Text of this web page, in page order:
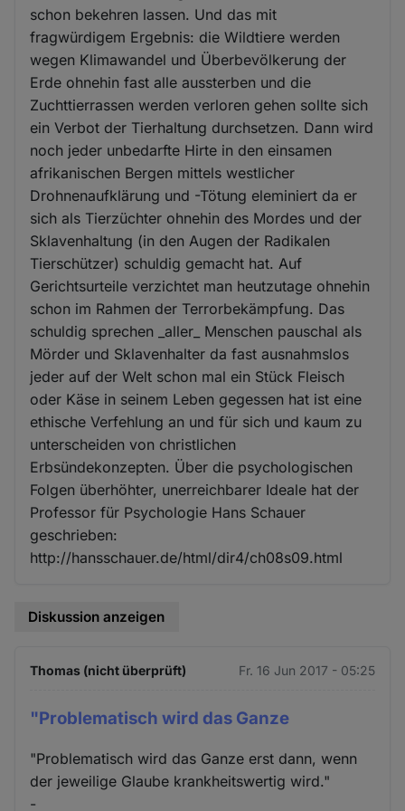
schon bekehren lassen. Und das mit
fragwürdigem Ergebnis: die Wildtiere werden
wegen Klimawandel und Überbevölkerung der
Erde ohnehin fast alle aussterben und die
Zuchttierrassen werden verloren gehen sollte sich
ein Verbot der Tierhaltung durchsetzen. Dann wird
noch jeder unbedarfte Hirte in den einsamen
afrikanischen Bergen mittels westlicher
Drohnenaufklärung und -Tötung eleminiert da er
sich als Tierzüchter ohnehin des Mordes und der
Sklavenhaltung (in den Augen der Radikalen
Tierschützer) schuldig gemacht hat. Auf
Gerichtsurteile verzichtet man heutzutage ohnehin
schon im Rahmen der Terrorbekämpfung. Das
schuldig sprechen _aller_ Menschen pauschal als
Mörder und Sklavenhalter da fast ausnahmslos
jeder auf der Welt schon mal ein Stück Fleisch
oder Käse in seinem Leben gegessen hat ist eine
ethische Verfehlung an und für sich und kaum zu
unterscheiden von christlichen
Erbsündekonzepten. Über die psychologischen
Folgen überhöhter, unerreichbarer Ideale hat der
Professor für Psychologie Hans Schauer
geschrieben:
http://hansschauer.de/html/dir4/ch08s09.html
Diskussion anzeigen
Thomas (nicht überprüft) Fr. 16 Jun 2017 - 05:25
"Problematisch wird das Ganze
"Problematisch wird das Ganze erst dann, wenn
der jeweilige Glaube krankheitswertig wird."
-